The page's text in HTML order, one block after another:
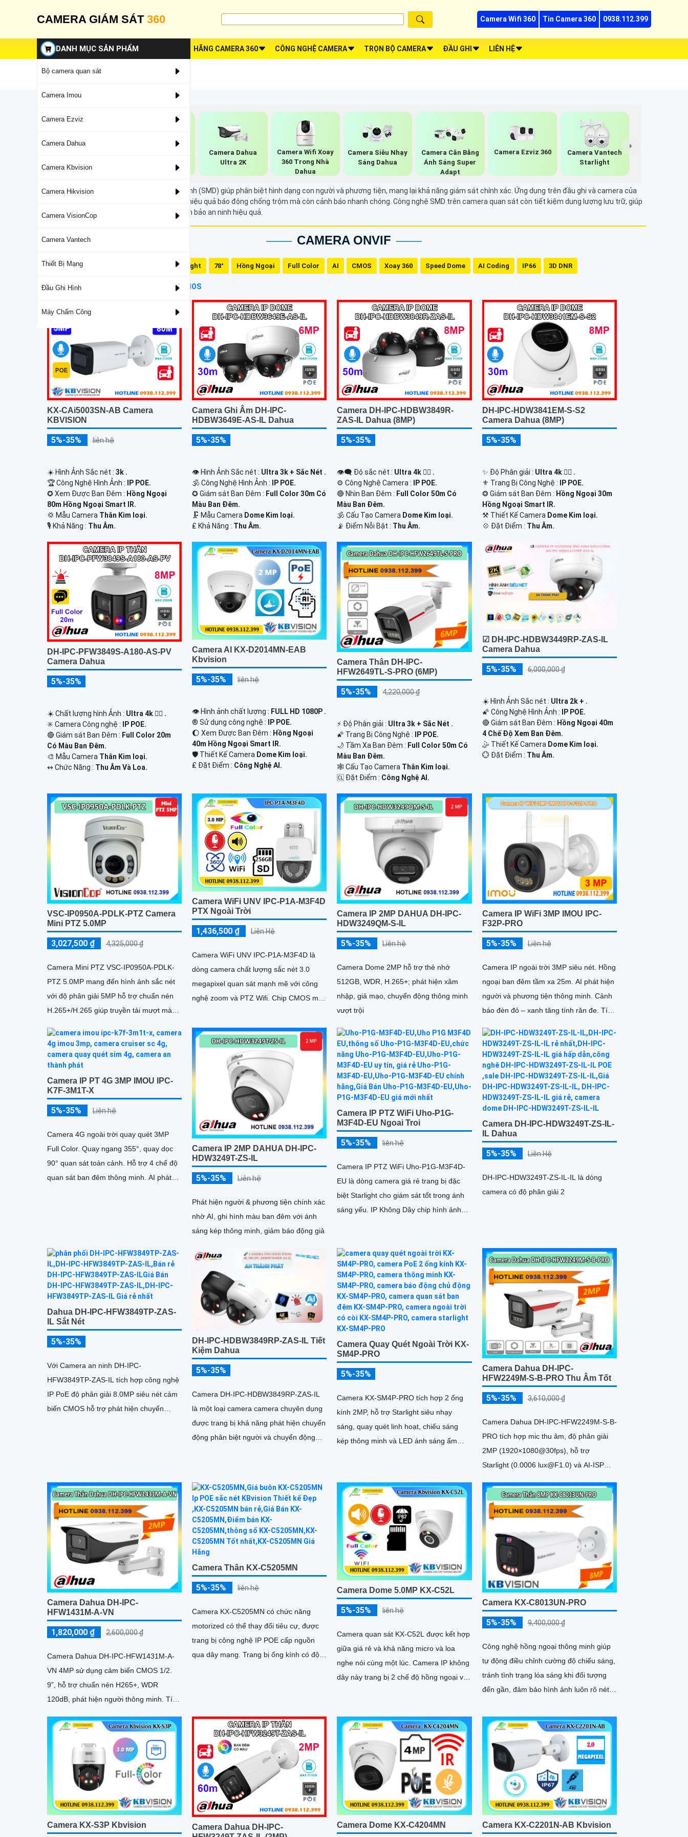
CAMERA GIÁM SÁT 360 Camera Wifi 360 Tin Camera 360 0938.112.399
DANH MỤC SẢN PHẨM
Bộ camera quan sát
Camera Imou
Camera Ezviz
Camera Dahua
Camera Kbvision
Camera Hikvision
Camera VisionCop
Camera Vantech
Thiết Bị Mạng
Đầu Ghi Hình
Máy Chấm Công
HÃNG CAMERA 360 CÔNG NGHỆ CAMERA TRỌN BỘ CAMERA ĐẦU GHI LIÊN HỆ
Camera Dahua
Ultra 2K
Camera Wifi Xoay
360 Trong Nhà
Dahua
Camera Siêu Nhạy
Sáng Dahua
Camera Cân Bằng
Ánh Sáng Super
Adapt
Camera Ezviz 360
Camera Vantech
Starlight
Công nghệ Phát hiện Chuyển động Thông minh (SMD) giúp phân biệt hình dạng con người và phương tiện, mang lại khả năng giám sát chính xác. Ứng dụng trên đầu ghi và camera của
Dahua và KBVision, SMD không chỉ nâng cao hiệu quả báo động chống trộm mà còn cảnh báo nhanh chóng. Công nghệ SMD trên camera quan sát còn tiết kiệm dung lượng lưu trữ, giúp
tối ưu hóa quá trình quản lý video mà vẫn đảm bảo an ninh hiệu quả.
CAMERA ONVIF
Dual Light 78° Hồng Ngoại Full Color AI CMOS Xoay 360 Speed Dome AI Coding IP66 3D DNR
Camera Sử Dụng Chip Progressive Scan CMOS
KX-CAi5003SN-AB Camera
KBVISION
5%-35% liên hệ
☀️ Hình Ảnh Sắc nét : 3k .
🏆 Công Nghệ Hình Ảnh : IP POE.
✪ Xem Được Ban Đêm : Hồng Ngoại
80m Hồng Ngoại Smart IR.
💢 Mẫu Camera Thân Kim loại.
️🎙 Khả Năng : Thu Âm.
Camera Ghi Âm DH-IPC-
HDBW3649E-AS-IL Dahua
5%-35%
👁 Hình Ảnh Sắc nét : Ultra 3k + Sắc Nét .
🕉️ Công Nghệ Hình Ảnh : IP POE.
✪ Giám sát Ban Đêm : Full Color 30m Có
Màu Ban Ðêm.
🗜️ Mẫu Camera Dome Kim loại.
️₤ Khả Năng : Thu Âm.
Camera DH-IPC-HDBW3849R-
ZAS-IL Dahua (8MP)
5%-35%
👁️‍🗨 Độ sắc nét : Ultra 4k 👍🏾 .
⚙ Công Nghệ Camera : IP POE.
🔴 Nhìn Ban Đêm : Full Color 50m Có
Màu Ban Ðêm.
🕉️ Cấu Tạo Camera Dome Kim loại.
️📡 Điểm Nỗi Bật : Thu Âm.
DH-IPC-HDW3841EM-S-S2
Camera Dahua (8MP)
5%-35%
✨ Độ Phân giải : Ultra 4k 👍🏾 .
⚜️ Trang Bị Công Nghệ : IP POE.
❂ Giám sát Ban Đêm : Hồng Ngoại 30m
Hồng Ngoại Smart IR.
⚒ Thiết Kế Camera Dome Kim loại.
️💠 Đặt Điểm : Thu Âm.
DH-IPC-PFW3849S-A180-AS-PV
Camera Dahua
5%-35%
☀️ Chất lượng hình Ảnh : Ultra 4k 👍🏾 .
✳️ Camera Công nghệ :
IP POE.
🔴 Giám sát Ban Đêm : Full Color 20m
Có Màu Ban Ðêm.
🎨 Mẫu Camera Thân Kim loại.
️↭ Chức Năng : Thu Âm Và Loa.
Camera AI KX-D2014MN-EAB
Kbvision
5%-35% liên hệ
👁 Hình ảnh chất lượng : FULL HD 1080P .
®️ Sử dụng công nghệ :
IP POE.
🌔 Xem Được Ban Đêm : Hồng Ngoại
40m Hồng Ngoại Smart IR.
🛡 Thiết Kế Camera Dome Kim loại.
️₤ Đặt Điểm : Công Nghệ AI.
Camera Thân DH-IPC-
HFW2649TL-S-PRO (6MP)
5%-35% 4,220,000 ₫
️⚡ Độ Phân giải : Ultra 3k + Sắc Nét .
🌠 Trang Bị Công Nghệ :
IP POE.
🌙 Tầm Xa Ban Đêm : Full Color 50m Có
Màu Ban Ðêm.
🕸️ Cấu Tạo Camera Thân Kim loại.
️🆑 Đặt Điểm : Công Nghệ AI.
☑ DH-IPC-HDBW3449RP-ZAS-IL
Camera Dahua
5%-35% 6,000,000 ₫
☀️ Hình Ảnh Sắc nét : Ultra 2k + .
🌠 Công Nghệ Hình Ảnh :
IP POE.
🔴 Giám sát Ban Đêm : Hồng Ngoại 40m
4 Chế Độ Xem Ban Đêm.
🤹 Thiết Kế Camera Dome Kim loại.
️💮 Đặt Điểm : Thu Âm.
VSC-IP0950A-PDLK-PTZ Camera
Mini PTZ 5.0MP
3,027,500 ₫ 4,325,000 ₫
Camera Mini PTZ VSC-IP0950A-PDLK-
PTZ 5.0MP mang đến hình ảnh sắc nét
với độ phân giải 5MP hỗ trợ chuẩn nén
H.265+/H.265 giúp truyền tải mượt mà
Camera WiFi UNV IPC-P1A-M3F4D
PTX Ngoài Trời
1,436,500 ₫ Liên Hệ
Camera WiFi UNV IPC-P1A-M3F4D là
dòng camera chất lượng sắc nét 3.0
megapixel quan sát mạnh mẽ với công
nghệ zoom và PTZ Wifi. Chip CMOS màu
ngoại 30m
Camera IP 2MP DAHUA DH-IPC-
HDW3249QM-S-IL
5%-35% Liên hệ
Camera Dome 2MP hỗ trợ thẻ nhớ
512GB, WDR, H.265+; phát hiện xâm
nhập, giả mạo, chuyển động thông minh
vượt trội
Camera IP WiFi 3MP IMOU IPC-
F32P-PRO
5%-35% Liên hệ
Camera IP ngoài trời 3MP siêu nét. Hồng
ngoại ban đêm tầm xa 25m. AI phát hiện
người và phương tiện thông minh. Cảnh
báo đèn đỏ – xanh tăng tính răn đe. Tích
Camera IP PT 4G 3MP IMOU IPC-
K7F-3M1T-X
5%-35% Liên hệ
Camera 4G ngoài trời quay quét 3MP
Full Color. Quay ngang 355°, quay dọc
90° quan sát toàn cảnh. Hỗ trợ 4 chế độ
quan sát ban đêm thông minh. AI phát
Camera IP 2MP DAHUA DH-IPC-
HDW3249T-ZS-IL
5%-35% Liên hệ
Phát hiện người & phương tiện chính xác
nhờ AI, ghi hình màu ban đêm với ánh
sáng kép thông minh, giảm báo động giả
Camera IP PTZ WiFi Uho-P1G-
M3F4D-EU Ngoai Troi
5%-35% liên hệ
Camera IP PTZ WiFi Uho-P1G-M3F4D-
EU là dòng camera giá rẻ trang bị đặc
biệt Starlight cho giám sát tốt trong ánh
sáng yếu. IP Không Dây chip hình ảnh
Camera DH-IPC-HDW3249T-ZS-IL-
IL Dahua
5%-35% Liên Hệ
DH-IPC-HDW3249T-ZS-IL-IL là dòng
camera có độ phân giải 2
Dahua DH-IPC-HFW3849TP-ZAS-
IL Sắt Nét
5%-35%
Với Camera an ninh DH-IPC-
HFW3849TP-ZAS-IL tích hợp công nghệ
IP PoE độ phân giải 8.0MP siêu nét cảm
biến CMOS hỗ trợ phát hiện chuyển
DH-IPC-HDBW3849RP-ZAS-IL Tiết
Kiệm Dahua
5%-35%
Camera DH-IPC-HDBW3849RP-ZAS-IL
là một loại camera camera chuyên dụng
được trang bị khả năng phát hiện chuyển
động phân biệt người và chuyển động
đến 8
Camera Quay Quét Ngoài Trời KX-
SM4P-PRO
5%-35%
Camera KX-SM4P-PRO tích hợp 2 ống
kính 2MP, hỗ trợ Starlight siêu nhạy
sáng, quay quét linh hoạt, chiếu sáng
kép thông minh và LED ánh sáng ấm
Camera Dahua DH-IPC-
HFW2249M-S-B-PRO Thu Âm Tốt
5%-35% 3,610,000 ₫
Camera Dahua DH-IPC-HFW2249M-S-B-
PRO tích hợp mic thu âm, độ phân giải
2MP (1920×1080@30fps), hỗ trợ
Starlight (0.0006 lux@F1.0) và AI-ISP
Camera Dahua DH-IPC-
HFW1431M-A-VN
1,820,000 ₫ 2,600,000 ₫
Camera Dahua DH-IPC-HFW1431M-A-
VN 4MP sử dụng cảm biến CMOS 1/2.
9”, hỗ trợ chuẩn nén H265+, WDR
120dB, phát hiện người thông minh. Tích
nước...
Camera Thân KX-C5205MN
5%-35% liên hệ
Camera KX-C5205MN có chức năng
motorized có thể thay đổi tiêu cự, được
trang bị công nghệ IP POE cấp nguồn
qua dây mạng. Trang bị ống kính có độ
Camera Dome 5.0MP KX-C52L
5%-35% liên hệ
Camera quan sát KX-C52L được kết hợp
giữa giá rẻ và khả năng micro và loa
nghe nói cùng một lúc. Camera IP không
dây này trang bị 2 chế độ hồng ngoại và
nhìn rộng đáng để tham khảo
Camera KX-C8013UN-PRO
5%-35% 9,400,000 ₫
Công nghệ hồng ngoại thông minh giúp
tự động điều chỉnh cường độ chiếu sáng,
tránh tình trạng lóa sáng khi đối tượng
đến gần, đảm bảo hình ảnh luôn rõ nét
nhiễu 3DNR và chống ngược sáng
DWDR giúp camera tái tạo màu sắc
chính xác và rõ ràng trong mọi điều kiện
ánh sáng phức tạp như ngược sáng
mạnh hay thiếu sáng
Camera KX-S3P Kbvision
Camera Dahua DH-IPC-
Camera Dome KX-C4204MN Camera KX-C2201N-AB Kbvision